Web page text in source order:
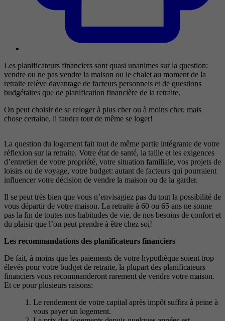
Les planificateurs financiers sont quasi unanimes sur la question:
vendre ou ne pas vendre la maison ou le chalet au moment de la
retraite relève davantage de facteurs personnels et de questions
budgétaires que de planification financière de la retraite.
On peut choisir de se reloger à plus cher ou à moins cher, mais
chose certaine, il faudra tout de même se loger!
La question du logement fait tout de même partie intégrante de votre
réflexion sur la retraite. Votre état de santé, la taille et les exigences
d’entretien de votre propriété, votre situation familiale, vos projets de
loisirs ou de voyage, votre budget: autant de facteurs qui pourraient
influencer votre décision de vendre la maison ou de la garder.
Il se peut très bien que vous n’envisagiez pas du tout la possibilité de
vous départir de votre maison. La retraite à 60 ou 65 ans ne sonne
pas la fin de toutes nos habitudes de vie, de nos besoins de confort et
du plaisir que l’on peut prendre à être chez soi!
Les recommandations des planificateurs financiers
De fait, à moins que les paiements de votre hypothèque soient trop
élevés pour votre budget de retraite, la plupart des planificateurs
financiers vous recommanderont rarement de vendre votre maison.
Et ce pour plusieurs raisons:
Le rendement de votre capital après impôt suffira à peine à
vous payer un logement.